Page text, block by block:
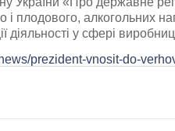
і плодового, алкогольних
діяльності у сфері
prezident-vnosit-do-